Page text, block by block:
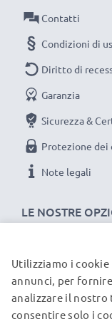
Collegamento 1:
Collegamento 2:
Velocità di
Corrente di carica:
Lunghezza Cavo:
Colore: nero
Un cavo usb
subtel significa
anni di garanzia
LE NOSTRE
Contatti
Condizioni di
Diritto di
Garanzia
Sicurezza &
Protezione dei
Note legali
I NOSTRI
Utilizziamo i
annunci, per
analizzare il
consentire solo i